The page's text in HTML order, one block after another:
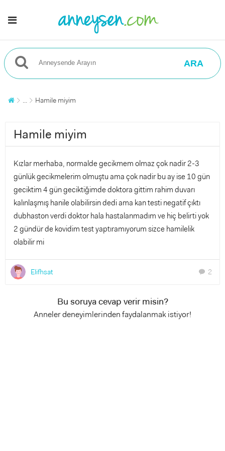
ARA
... Hamile miyim
Hamile miyim
Kızlar merhaba, normalde gecikmem olmaz çok nadir 2-3
günlük gecikmelerim olmuştu ama çok nadir bu ay ise 10 gün
geciktim 4 gün geciktiğimde doktora gittim rahim duvarı
kalınlaşmış hanile olabilirsin dedi ama kan testi negatif çıktı
dubhaston verdi doktor hala hastalanmadım ve hiç belirti yok
2 gündür de kovidim test yaptıramıyorum sizce hamilelik
olabilir mi
Elifhsat chat 2
Bu soruya cevap verir misin?
Anneler deneyimlerinden faydalanmak istiyor!